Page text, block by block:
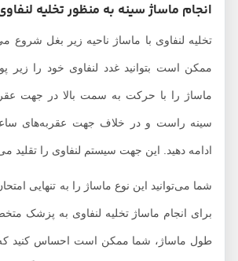
انجام ماساژ سینه به منظور تخلیه لنفاوی
تخلیه لنفاوی با ماساژ ناحیه زیر بغل شروع
ممکن است بتوانید غدد لنفاوی خود را زیر
ماساژ را با حرکت به سمت بالا در جهت
سینه راست و در خلاف جهت عقربه‌های ساعت
ادامه دهید. این جهت سیستم لنفاوی را تقلید می‌کند.
شما می‌توانید این نوع ماساژ را به تنهایی امتحان
برای انجام ماساژ تخلیه لنفاوی به پزشک متخصص
طول ماساژ، شما ممکن است احساس کنید که